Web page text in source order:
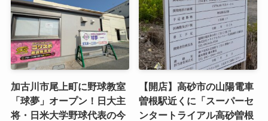
加古川市尾上町に野球教室
「球夢」オープン！日大主
将・日米大学野球代表の今
【開店】高砂市の山陽電車
曽根駅近くに「スーパーセ
ンタートライアル高砂曽根